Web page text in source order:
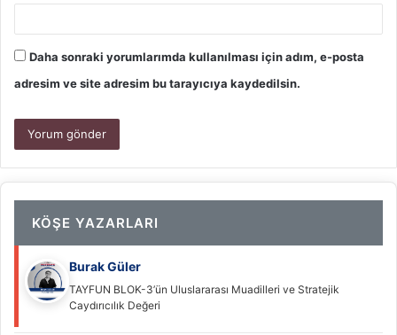
Daha sonraki yorumlarımda kullanılması için adım, e-posta
adresim ve site adresim bu tarayıcıya kaydedilsin.
KÖŞE YAZARLARI
Burak Güler
TAYFUN BLOK-3’ün Uluslararası Muadilleri ve Stratejik
Caydırıcılık Değeri